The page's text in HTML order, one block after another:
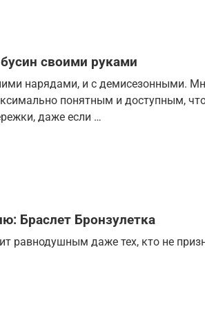
своими руками
нарядами, и с демисезонными.
понятным и доступным,
даже если …
Браслет Бронзулетка
равнодушным даже тех, кто не